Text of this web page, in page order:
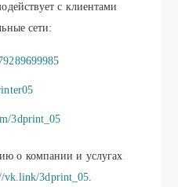
с клиентами
сети:
3dprint_05
о компании и услугах
vk.link/3dprint_05.